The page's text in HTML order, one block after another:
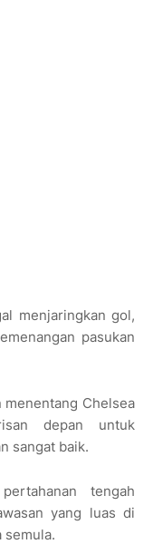
menjaringkan gol,
pasukan
menentang Chelsea
depan untuk
sangat baik.
tengah
yang luas di
semula.